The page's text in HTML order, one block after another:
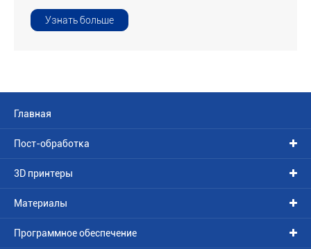
Узнать больше
Главная
Пост-обработка
3D принтеры
Материалы
Программное обеспечение